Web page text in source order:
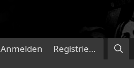
Anmelden Registrieren